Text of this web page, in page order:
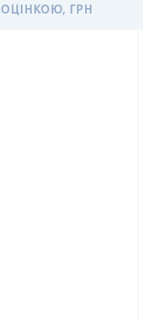
ОЦІНКОЮ, ГРН